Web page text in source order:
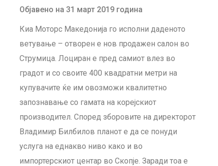
Објавено на 31 март 2019 година
Киа Моторс Македонија го исполни даденото
ветување – отворен е нов продажен салон во
Струмица. Лоциран е пред самиот влез во
градот и со своите 400 квадратни метри на
купувачите ќе им овозможи квалитетно
запознавање со гамата на корејскиот
производител. Според зборовите на директорот
Владимир Билбилов планот е да се понуди
услуга на еднакво ниво како и во
импортерскиот центар во Скопје. Заради тоа е